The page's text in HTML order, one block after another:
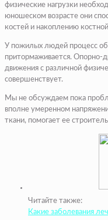
физические нагрузки
юношеском возрасте они
костей и накоплению
У пожилых людей процесс
притормаживается. Опорно-
движения с различной
совершенствует.
Мы не обсуждаем пока
вполне умеренном
ткани, помогает ее
Читайте также:
Какие заболевания